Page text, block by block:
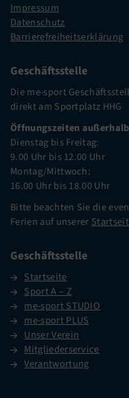
Impressum
Datenschutz
Barrierefreiheitserklärung
Geschäftsstelle
Die me-sport
direkt am Sportplatz HHG
Öffnungszeiten
Dienstag bis Freitag:
9.00 Uhr bis 12.00 Uhr
Montag/Mittwoch:
16.00 Uhr bis 18.00 Uhr
Bitte beachten Sie die
Ferien auf unserer
Geschäftsstelle
Startseite
Sport A – Z
me-sport STUDIO
me-sport PLUS
Unser Verein
Mitgliederservice
Verantwortung